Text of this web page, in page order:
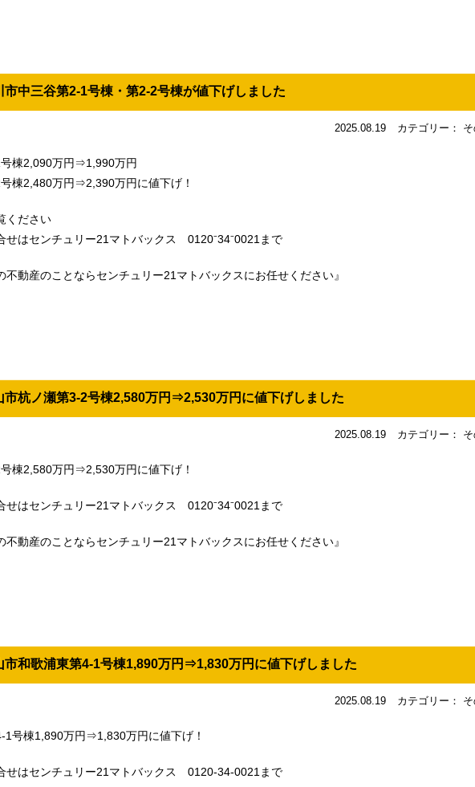
市中三谷第2-1号棟・第2-2号棟が値下げしました
2025.08.19 カテゴリー：
棟2,090万円⇒1,990万円
棟2,480万円⇒2,390万円に値下げ！
ください
せはセンチュリー21マトバックス 0120⁻34⁻0021まで
不動産のことならセンチュリー21マトバックスにお任せください』
市杭ノ瀬第3-2号棟2,580万円⇒2,530万円に値下げしました
2025.08.19 カテゴリー：
棟2,580万円⇒2,530万円に値下げ！
せはセンチュリー21マトバックス 0120⁻34⁻0021まで
不動産のことならセンチュリー21マトバックスにお任せください』
市和歌浦東第4-1号棟1,890万円⇒1,830万円に値下げしました
2025.08.19 カテゴリー：
1号棟1,890万円⇒1,830万円に値下げ！
せはセンチュリー21マトバックス 0120-34-0021まで